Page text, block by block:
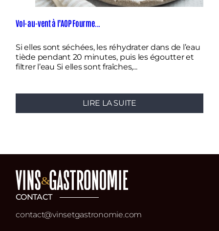
Vol-au-vent à l’AOP Fourme...
Si elles sont séchées, les réhydrater dans de l’eau
tiède pendant 20 minutes, puis les égoutter et
filtrer l’eau Si elles sont fraîches,...
LIRE LA SUITE
CONTACT
contact@vinsetgastronomie.com